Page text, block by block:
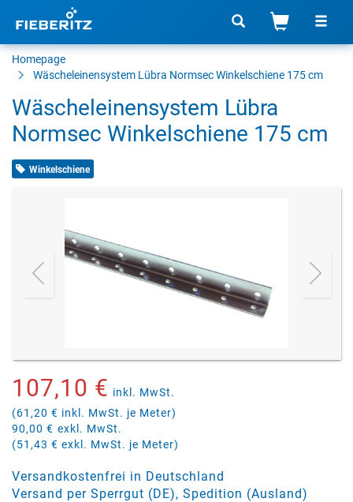
Homepage
Wäscheleinensystem Lübra Normsec Winkelschiene 175 cm
Wäscheleinensystem Lübra
Normsec Winkelschiene 175 cm
Winkelschiene
107,10 € inkl. MwSt.
(61,20 € inkl. MwSt. je Meter)
90,00 € exkl. MwSt.
(51,43 € exkl. MwSt. je Meter)
Versandkostenfrei in Deutschland
Versand per Sperrgut (DE), Spedition (Ausland)